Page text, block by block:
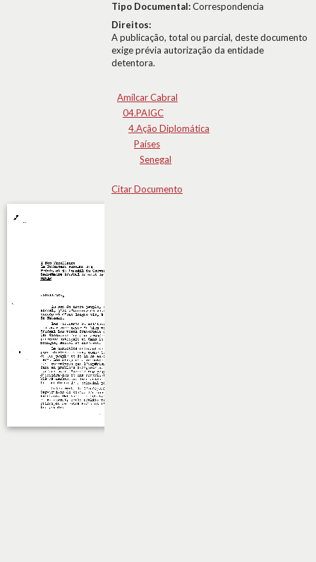
Tipo Documental:Correspondencia
Direitos:
A publicação, total ou parcial, deste documento
exige prévia autorização da entidade
detentora.
Amílcar Cabral
04.PAIGC
4.Ação Diplomática
Países
Senegal
Citar Documento